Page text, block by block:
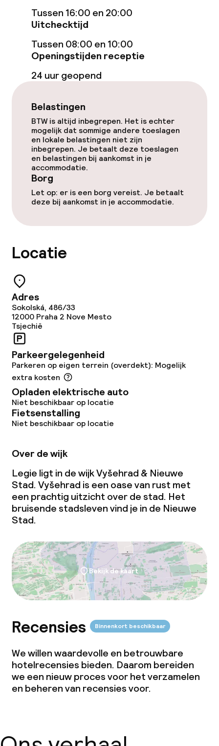
Roomservice
Schoonmaakvoorzieningen
Wasservice
Zakelijke faciliteiten
Conferentieruimte
Vergaderruimte
Beleid
Borg bij aankomst
Overal rookvrij
Tussen 16:00 en 20:00
Uitchecktijd
Tussen 08:00 en 10:00
Openingstijden receptie
24 uur geopend
Belastingen
BTW is altijd inbegrepen. Het is echter
mogelijk dat sommige andere toeslagen
en lokale belastingen niet zijn
inbegrepen. Je betaalt deze toeslagen
en belastingen bij aankomst in je
accommodatie.
Borg
Let op: er is een borg vereist. Je betaalt
deze bij aankomst in je accommodatie.
Locatie
Adres
Sokolská, 486/33
12000 Praha 2 Nove Mesto
Tsjechië
Parkeergelegenheid
Parkeren op eigen terrein (overdekt): Mogelijk
extra kosten
Opladen elektrische auto
Niet beschikbaar op locatie
Fietsenstalling
Niet beschikbaar op locatie
Over de wijk
Legie ligt in de wijk Vyšehrad & Nieuwe
Stad. Vyšehrad is een oase van rust met
een prachtig uitzicht over de stad. Het
bruisende stadsleven vind je in de Nieuwe
Stad.
Bekijk de kaart
Recensies Binnenkort beschikbaar
We willen waardevolle en betrouwbare
hotelrecensies bieden. Daarom bereiden
we een nieuw proces voor het verzamelen
en beheren van recensies voor.